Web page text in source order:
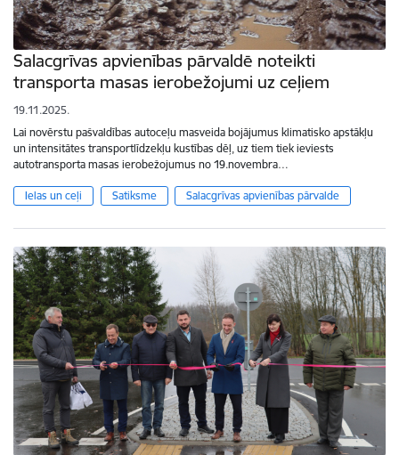
Salacgrīvas apvienības pārvaldē noteikti
transporta masas ierobežojumi uz ceļiem
19.11.2025.
Lai novērstu pašvaldības autoceļu masveida bojājumus klimatisko apstākļu
un intensitātes transportlīdzekļu kustības dēļ, uz tiem tiek ieviests
autotransporta masas ierobežojumus no 19.novembra…
Ielas un ceļi Satiksme Salacgrīvas apvienības pārvalde